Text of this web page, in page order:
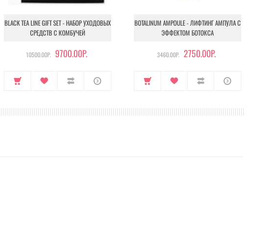
BLACK TEA LINE GIFT SET - НАБОР УХОДОВЫХ
СРЕДСТВ С КОМБУЧЕЙ
10500.00Р. 9700.00Р.
BOTALINUM AMPOULE - ЛИФТИНГ АМПУЛА С
ЭФФЕКТОМ БОТОКСА
3460.00Р. 2750.00Р.